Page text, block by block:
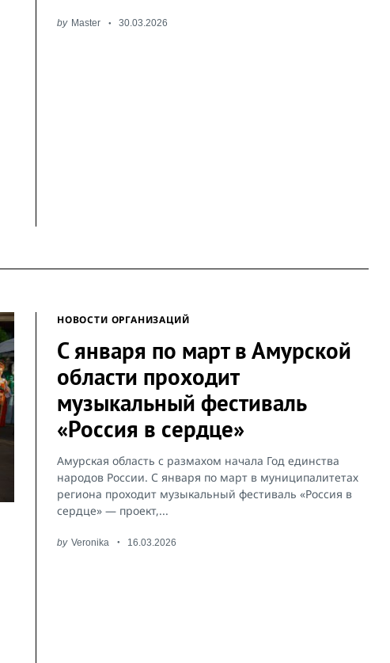
by Master 30.03.2026
НОВОСТИ ОРГАНИЗАЦИЙ
С января по март в Амурской
области проходит
музыкальный фестиваль
«Россия в сердце»
Амурская область с размахом начала Год единства
народов России. С января по март в муниципалитетах
региона проходит музыкальный фестиваль «Россия в
сердце» — проект,...
by Veronika 16.03.2026